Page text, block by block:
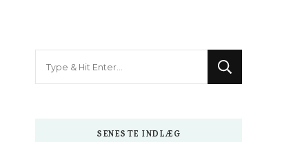
SENESTE INDLÆG